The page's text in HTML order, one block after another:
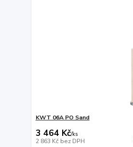
KWT 06A PO Sand
3 464 Kč/ks
2 863 Kč bez DPH